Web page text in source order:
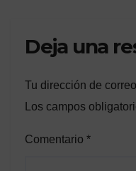
Deja una
Tu dirección de
Los campos
Comentario *